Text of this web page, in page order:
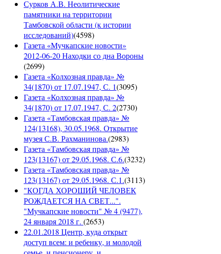
Сурков А.В. Неолитические
памятники на территории
Тамбовской области (к истории
исследований)(4598)
Газета «Мучкапские новости»
2012-06-20 Находки со дна Вороны
(2699)
Газета «Колхозная правда» №
34(1870) от 17.07.1947, С. 1(3095)
Газета «Колхозная правда» №
34(1870) от 17.07.1947, С. 2(2730)
Газета «Тамбовская правда» №
124(13168), 30.05.1968. Открытие
музея С.В. Рахманинова.(2983)
Газета «Тамбовская правда» №
123(13167) от 29.05.1968. С.6.(3232)
Газета «Тамбовская правда» №
123(13167) от 29.05.1968. С.1.(3113)
"КОГДА ХОРОШИЙ ЧЕЛОВЕК
РОЖДАЕТСЯ НА СВЕТ...".
"Мучкапские новости" № 4 (9477),
24 января 2018 г. (2653)
22.01.2018 Центр, куда открыт
доступ всем: и ребенку, и молодой